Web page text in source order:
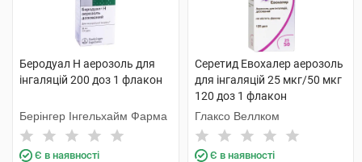
Беродуал Н аерозоль для
інгаляцій 200 доз 1 флакон
Берінгер Інгельхайм Фарма
Є в наявності
Серетид Евохалер аерозоль
для інгаляцій 25 мкг/50 мкг
120 доз 1 флакон
Глаксо Веллком
Є в наявності